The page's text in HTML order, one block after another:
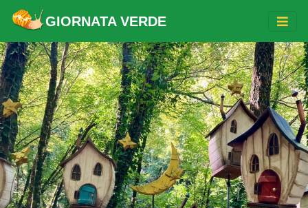
GIORNATA VERDE